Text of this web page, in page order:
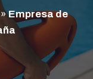
Empresa de